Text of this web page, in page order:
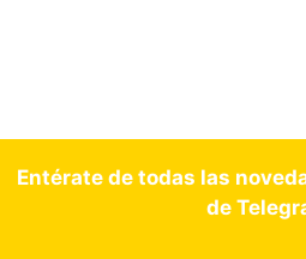
Entérate de todas las
de